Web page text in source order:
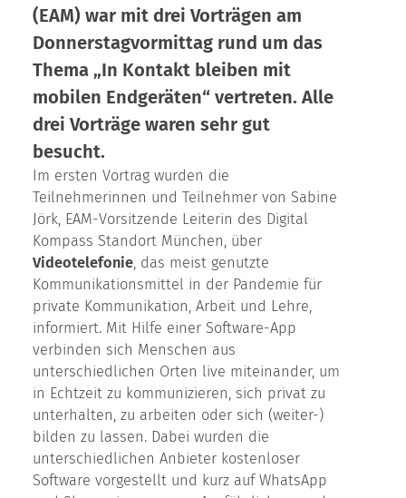
(EAM) war mit drei Vorträgen am
Donnerstagvormittag rund um das
Thema „In Kontakt bleiben mit
mobilen Endgeräten“ vertreten. Alle
drei Vorträge waren sehr gut
besucht.
Im ersten Vortrag wurden die
Teilnehmerinnen und Teilnehmer von Sabine
Jörk, EAM-Vorsitzende Leiterin des Digital
Kompass Standort München, über
Videotelefonie, das meist genutzte
Kommunikationsmittel in der Pandemie für
private Kommunikation, Arbeit und Lehre,
informiert. Mit Hilfe einer Software-App
verbinden sich Menschen aus
unterschiedlichen Orten live miteinander, um
in Echtzeit zu kommunizieren, sich privat zu
unterhalten, zu arbeiten oder sich (weiter-)
bilden zu lassen. Dabei wurden die
unterschiedlichen Anbieter kostenloser
Software vorgestellt und kurz auf WhatsApp